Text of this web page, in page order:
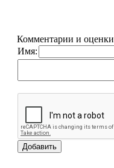
Комментарии и оценки
Имя: